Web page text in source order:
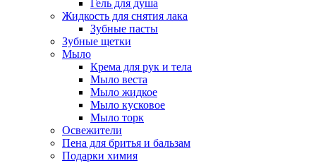
Гель для душа
Жидкость для снятия лака
Зубные пасты
Зубные щетки
Мыло
Крема для рук и тела
Мыло веста
Мыло жидкое
Мыло кусковое
Мыло торк
Освежители
Пена для бритья и бальзам
Подарки химия